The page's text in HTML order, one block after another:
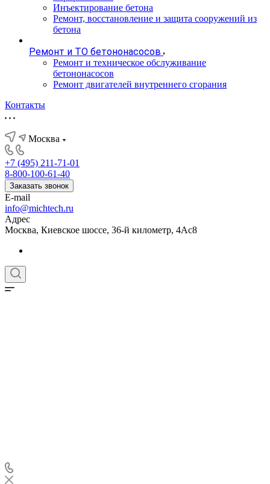
Инъектирование бетона
Ремонт, восстановление и защита сооружений из
бетона
Ремонт и ТО бетононасосов
Ремонт и техническое обслуживание
бетононасосов
Ремонт двигателей внутреннего сгорания
Контакты
Москва
+7 (495) 211-71-01
8-800-100-61-40
Заказать звонок
E-mail
info@michtech.ru
Адрес
Москва, Киевское шоссе, 36-й километр, 4Ас8